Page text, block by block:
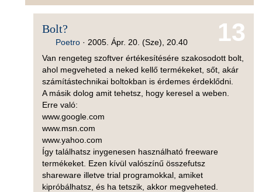
13
Bolt?
Poetro · 2005. Ápr. 20. (Sze), 20.40
Van rengeteg szoftver értékesítésére szakosodott bolt,
ahol megveheted a neked kellő termékeket, sőt, akár
számítástechnikai boltokban is érdemes érdeklődni.
A másik dolog amit tehetsz, hogy keresel a weben.
Erre való:
www.google.com
www.msn.com
www.yahoo.com
Így találhatsz inygenesen használható freeware
termékeket. Ezen kívül valószínű összefutsz
shareware illetve trial programokkal, amiket
kipróbálhatsz, és ha tetszik, akkor megveheted.